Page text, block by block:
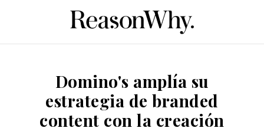
Domino's amplía su
estrategia de branded
content con la creación